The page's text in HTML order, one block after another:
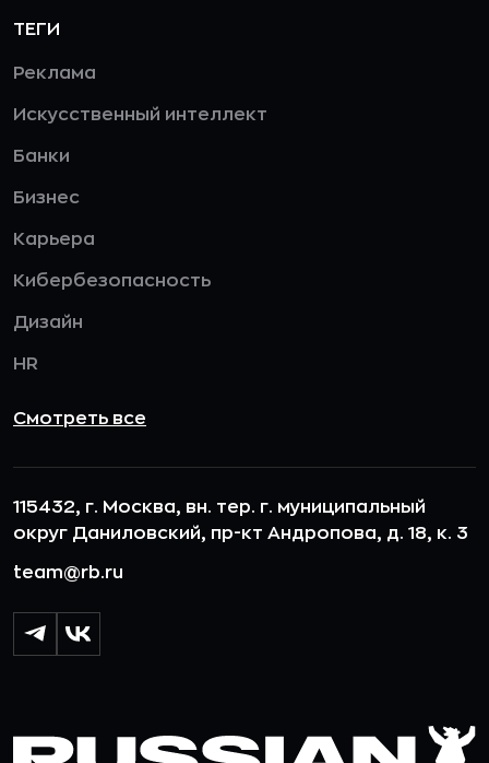
ТЕГИ
Реклама
Искусственный интеллект
Банки
Бизнес
Карьера
Кибербезопасность
Дизайн
HR
Смотреть все
115432, г. Москва, вн. тер. г. муниципальный
округ Даниловский, пр-кт Андропова, д. 18, к. 3
team@rb.ru